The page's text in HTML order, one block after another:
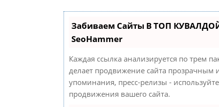
Забиваем Сайты В ТОП
SeoHammer
Каждая ссылка анализируется по трем
делает продвижение сайта прозрачным
упоминания, пресс-релизы -
продвижения вашего сайта.